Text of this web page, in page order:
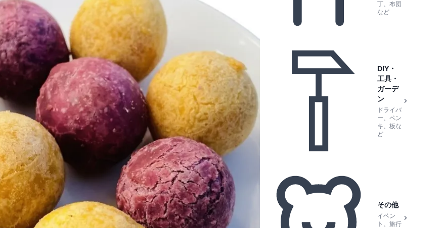
丁、布団
など
DIY・
工具・
ガーデ
ン
ドライバ
ー、ペン
キ、板な
ど
その他
イベン
ト、旅行